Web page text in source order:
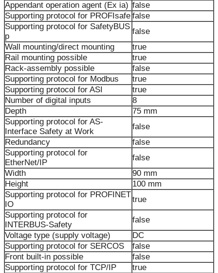
Appendant operation agent (Ex ia) false
Supporting protocol for PROFIsafe false
Supporting protocol for SafetyBUS
p
false
Wall mounting/direct mounting
true
Rail mounting possible
true
Rack-assembly possible
false
Supporting protocol for Modbus
true
Supporting protocol for ASI
true
Number of digital inputs
8
Depth
75 mm
Supporting protocol for AS-
Interface Safety at Work
false
Redundancy
false
Supporting protocol for
EtherNet/IP
false
Width
90 mm
Height
100 mm
Supporting protocol for PROFINET
IO
true
Supporting protocol for
INTERBUS-Safety
false
Voltage type (supply voltage)
DC
Supporting protocol for SERCOS
false
Front built-in possible
false
Supporting protocol for TCP/IP
true